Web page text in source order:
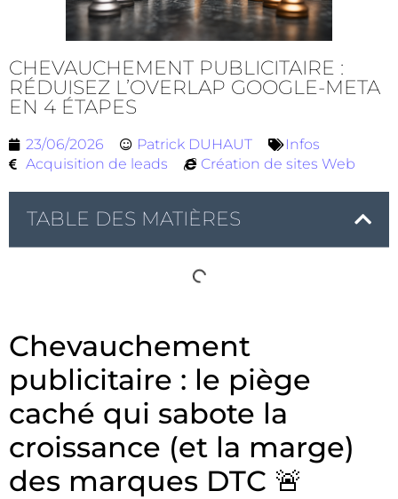
CHEVAUCHEMENT PUBLICITAIRE :
RÉDUISEZ L’OVERLAP GOOGLE-META
EN 4 ÉTAPES
23/06/2026 Patrick DUHAUT
Infos
Acquisition de leads
Création de sites Web
TABLE DES MATIÈRES
Chevauchement
publicitaire : le piège
caché qui sabote la
croissance (et la marge)
des marques DTC 🚨